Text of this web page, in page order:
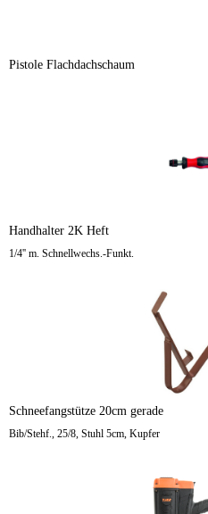
Pistole Flachdachschaum
Handhalter 2K Heft
1/4'' m. Schnellwechs.-Funkt.
Schneefangstütze 20cm gerade
Bib/Stehf., 25/8, Stuhl 5cm, Kupfer